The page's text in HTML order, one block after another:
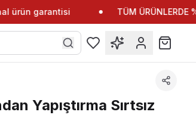
ürün garantisi TÜM ÜRÜNLERDE
Yapıştırma Sırtsız